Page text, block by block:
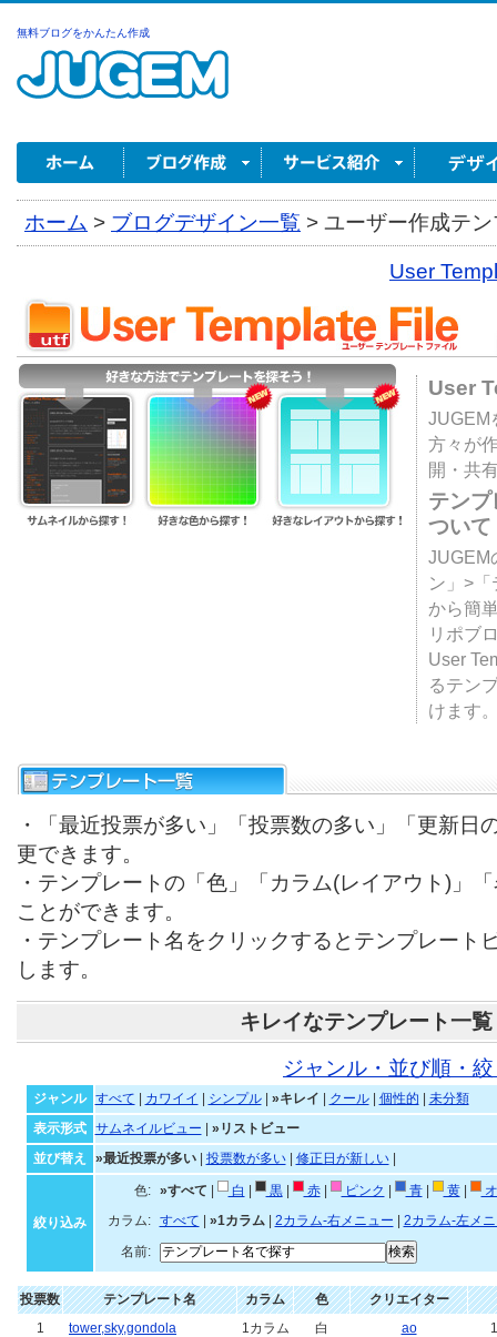
無料ブログをかんたん作成
ホーム > ブログデザイン一覧 > ユーザー作成テ
User
User
JUGEM
方々が
開・共
テン
ついて
JUGEM
ン」>
から簡
リポブ
User
るテン
けます
・「最近投票が多い」「投票数の多い」「更新日
更できます。
・テンプレートの「色」「カラム(レイアウト)」
ことができます。
・テンプレート名をクリックするとテンプレート
します。
キレイなテンプレート一覧
ジャンル・並び順・
ジャンル すべて カワイイ シンプル| »キレイ クール| 個性的
未分類
表示形式
サムネイルビュー
»リストビュー
並び替え
»最近投票が多い| 投票数が多い| 修正日が新しい|
絞り込み
色: »すべて 白 黒| 赤| ピンク 青| 黄|
カラム:
すべて »1カラム| 2カラム-右メニュー
2カラム-左メ
名前:
投票数 テンプレート名 カラム 色
クリエイター
1
tower,sky,gondola 1カラム 白 ao